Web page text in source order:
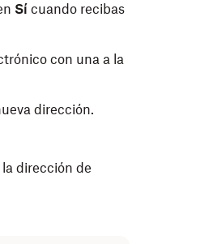
Sí cuando recibas
con una a la
dirección.
dirección de